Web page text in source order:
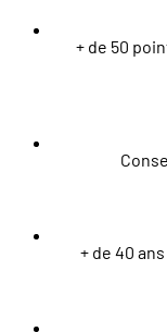
+ de 50
+ de 40